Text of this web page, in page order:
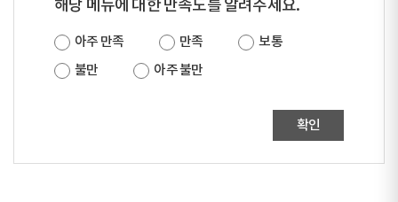
해당 메뉴에 대한 만족도를 알려주세요.
아주 만족 만족
보통
불만
아주 불만
확인